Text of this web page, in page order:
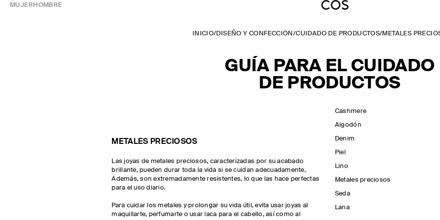
MUJER HOMBRE
INICIO/DISEÑO Y CONFECCIÓN /CUIDADO DE PRODUCTOS/METALES
GUÍA PARA EL CUIDADO
DE PRODUCTOS
Cashmere
Algodón
Denim
Piel
Lino
Metales preciosos
Seda
Lana
METALES PRECIOSOS
Las joyas de metales preciosos, caracterizadas por su acabado
brillante, pueden durar toda la vida si se cuidan adecuadamente.
Además, son extremadamente resistentes, lo que las hace perfectas
para el uso diario.
Para cuidar los metales y prolongar su vida útil, evita usar joyas al
maquillarte, perfumarte o usar laca para el cabello, así como al